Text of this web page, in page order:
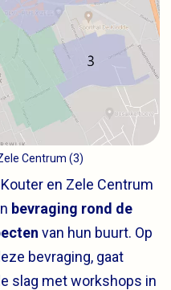
Centrum (3)
en Zele Centrum
bevraging rond de
van hun buurt. Op
bevraging, gaat
slag met workshops in